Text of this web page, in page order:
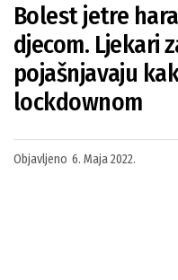
Bolest jetre
djecom. Ljekari
pojašnjavaju
lockdownom
Objavljeno 6. Maja 2022.